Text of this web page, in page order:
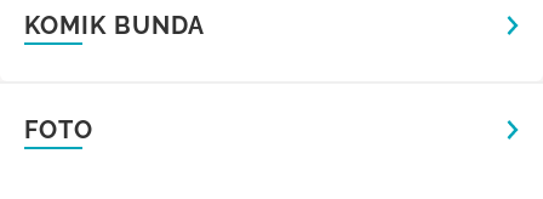
KOMIK BUNDA
FOTO